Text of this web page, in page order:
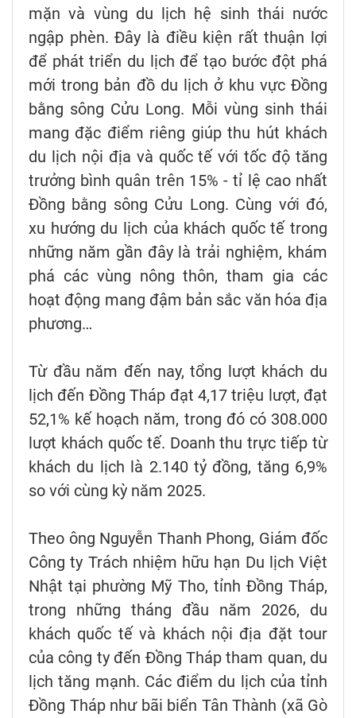
mặn và vùng du lịch hệ sinh thái nước
ngập phèn. Đây là điều kiện rất thuận lợi
để phát triển du lịch để tạo bước đột phá
mới trong bản đồ du lịch ở khu vực Đồng
bằng sông Cửu Long. Mỗi vùng sinh thái
mang đặc điểm riêng giúp thu hút khách
du lịch nội địa và quốc tế với tốc độ tăng
trưởng bình quân trên 15% - tỉ lệ cao nhất
Đồng bằng sông Cửu Long. Cùng với đó,
xu hướng du lịch của khách quốc tế trong
những năm gần đây là trải nghiệm, khám
phá các vùng nông thôn, tham gia các
hoạt động mang đậm bản sắc văn hóa địa
phương…
Từ đầu năm đến nay, tổng lượt khách du
lịch đến Đồng Tháp đạt 4,17 triệu lượt, đạt
52,1% kế hoạch năm, trong đó có 308.000
lượt khách quốc tế. Doanh thu trực tiếp từ
khách du lịch là 2.140 tỷ đồng, tăng 6,9%
so với cùng kỳ năm 2025.
Theo ông Nguyễn Thanh Phong, Giám đốc
Công ty Trách nhiệm hữu hạn Du lịch Việt
Nhật tại phường Mỹ Tho, tỉnh Đồng Tháp,
trong những tháng đầu năm 2026, du
khách quốc tế và khách nội địa đặt tour
của công ty đến Đồng Tháp tham quan, du
lịch tăng mạnh. Các điểm du lịch của tỉnh
Đồng Tháp như bãi biển Tân Thành (xã Gò